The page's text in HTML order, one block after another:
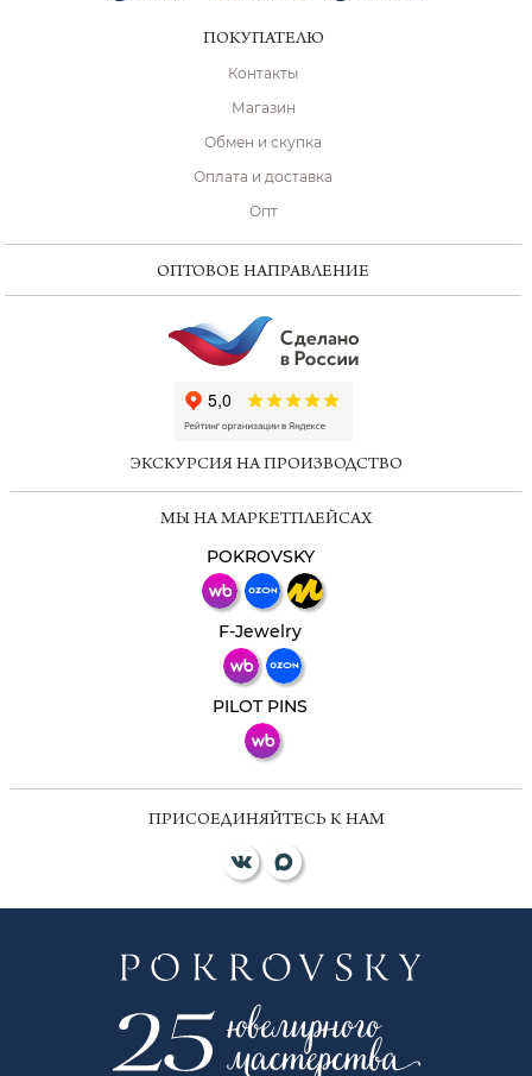
ПОКУПАТЕЛЮ
Контакты
Магазин
Обмен и скупка
Оплата и доставка
Опт
ОПТОВОЕ НАПРАВЛЕНИЕ
ЭКСКУРСИЯ НА ПРОИЗВОДСТВО
МЫ НА МАРКЕТПЛЕЙСАХ
POKROVSKY
F-Jewelry
PILOT PINS
ПРИСОЕДИНЯЙТЕСЬ К НАМ